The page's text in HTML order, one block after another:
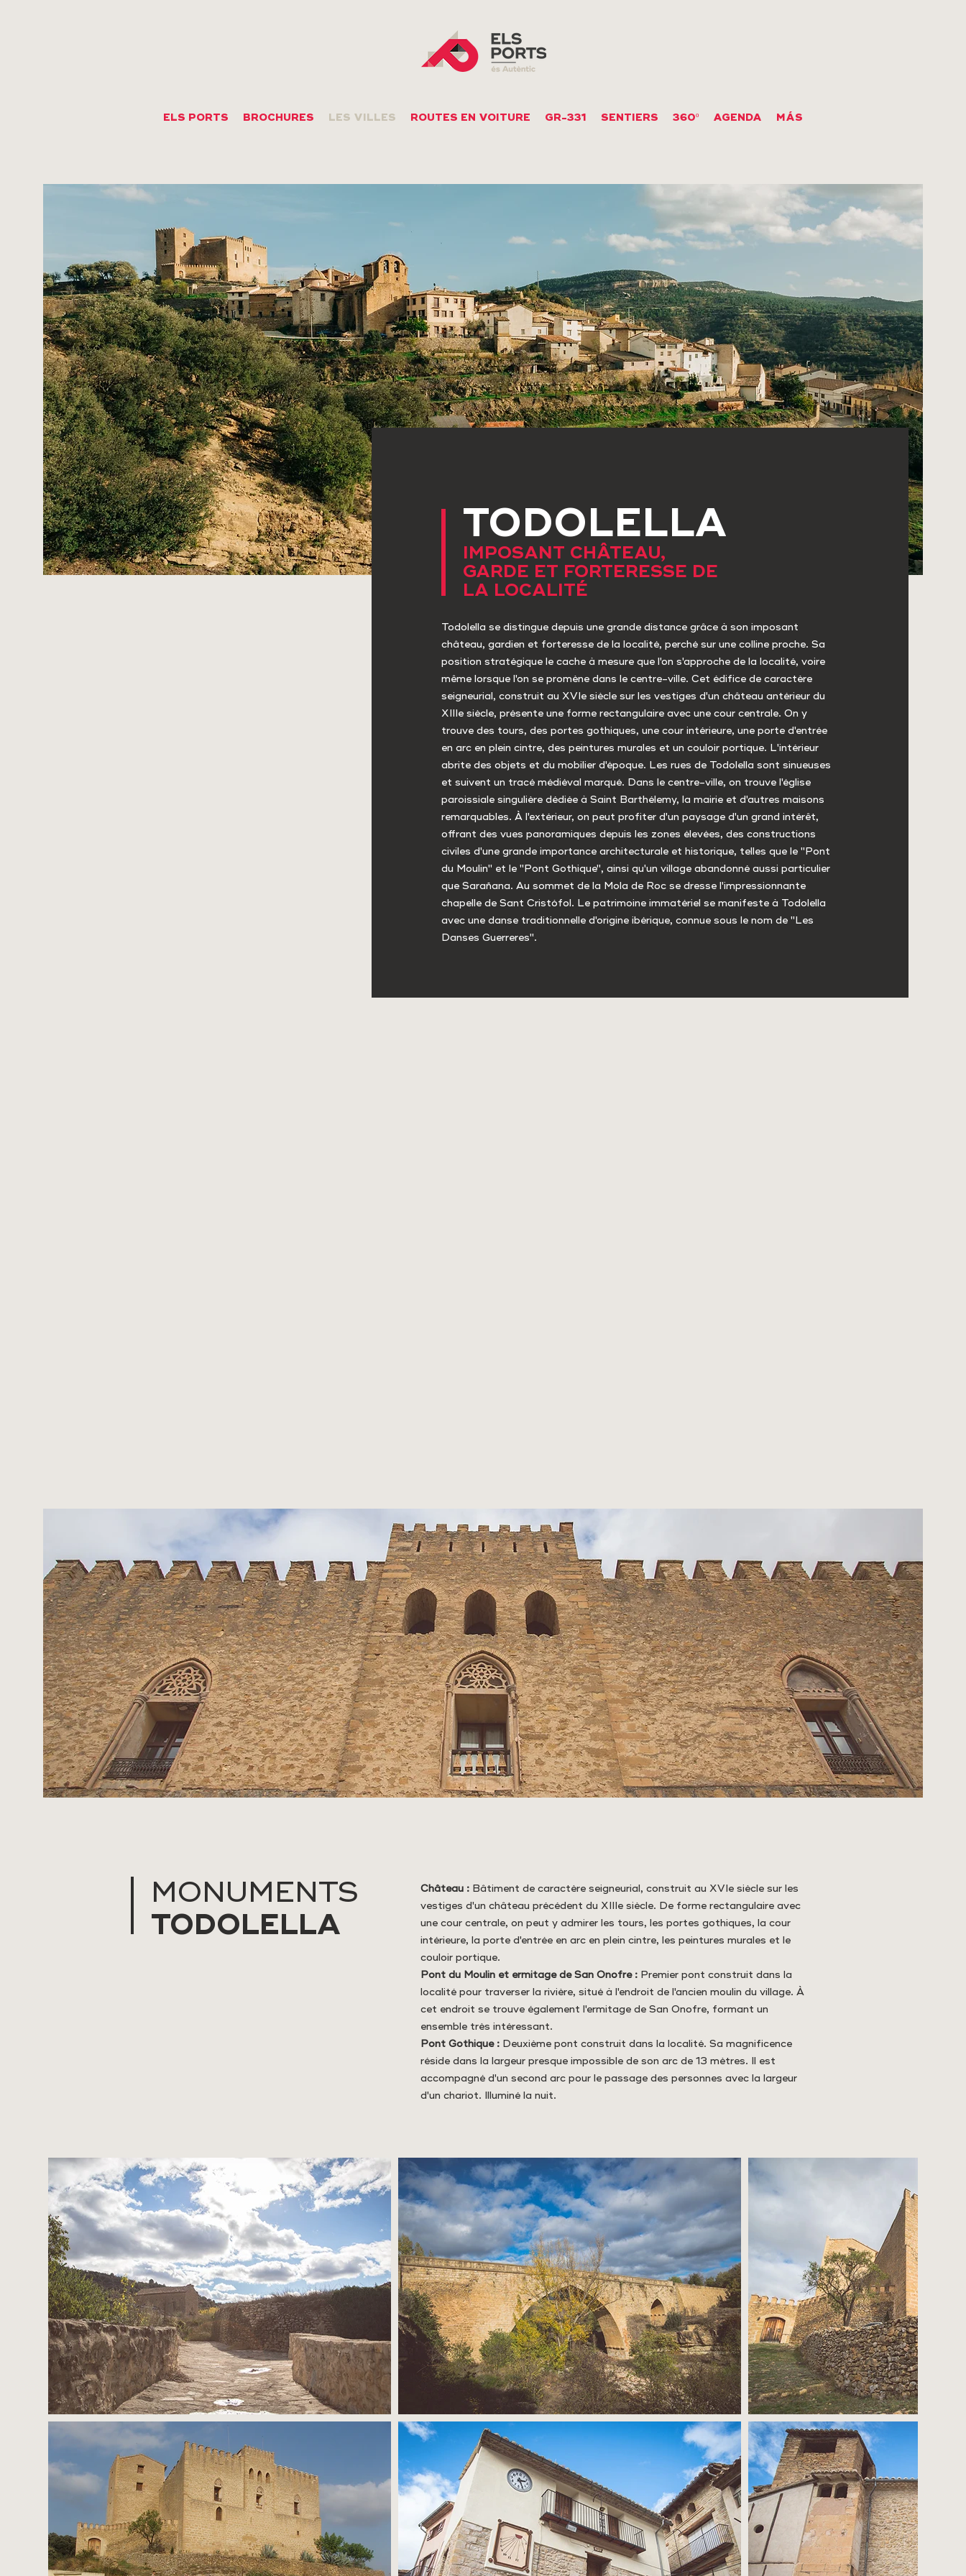
ELS PORTS BROCHURES LES VILLES ROUTES EN VOITURE GR-331 SENTIERS 360º AGENDA MÁS
TODOLELLA
IMPOSANT CHÂTEAU,
GARDE ET FORTERESSE DE
LA LOCALITÉ
Todolella se distingue depuis une grande distance grâce à son imposant
château, gardien et forteresse de la localité, perché sur une colline proche. Sa
position stratégique le cache à mesure que l'on s'approche de la localité, voire
même lorsque l'on se promène dans le centre-ville. Cet édifice de caractère
seigneurial, construit au XVIe siècle sur les vestiges d'un château antérieur du
XIIIe siècle, présente une forme rectangulaire avec une cour centrale. On y
trouve des tours, des portes gothiques, une cour intérieure, une porte d'entrée
en arc en plein cintre, des peintures murales et un couloir portique. L'intérieur
abrite des objets et du mobilier d'époque. Les rues de Todolella sont sinueuses
et suivent un tracé médiéval marqué. Dans le centre-ville, on trouve l'église
paroissiale singulière dédiée à Saint Barthélemy, la mairie et d'autres maisons
remarquables. À l'extérieur, on peut profiter d'un paysage d'un grand intérêt,
offrant des vues panoramiques depuis les zones élevées, des constructions
civiles d'une grande importance architecturale et historique, telles que le "Pont
du Moulin" et le "Pont Gothique", ainsi qu'un village abandonné aussi particulier
que Sarañana. Au sommet de la Mola de Roc se dresse l'impressionnante
chapelle de Sant Cristófol. Le patrimoine immatériel se manifeste à Todolella
avec une danse traditionnelle d'origine ibérique, connue sous le nom de "Les
Danses Guerreres".
MONUMENTS
TODOLELLA
Château : Bâtiment de caractère seigneurial, construit au XVIe siècle sur les
vestiges d'un château précédent du XIIIe siècle. De forme rectangulaire avec
une cour centrale, on peut y admirer les tours, les portes gothiques, la cour
intérieure, la porte d'entrée en arc en plein cintre, les peintures murales et le
couloir portique.
Pont du Moulin et ermitage de San Onofre : Premier pont construit dans la
localité pour traverser la rivière, situé à l'endroit de l'ancien moulin du village. À
cet endroit se trouve également l'ermitage de San Onofre, formant un
ensemble très intéressant.
Pont Gothique : Deuxième pont construit dans la localité. Sa magnificence
réside dans la largeur presque impossible de son arc de 13 mètres. Il est
accompagné d'un second arc pour le passage des personnes avec la largeur
d'un chariot. Illuminé la nuit.